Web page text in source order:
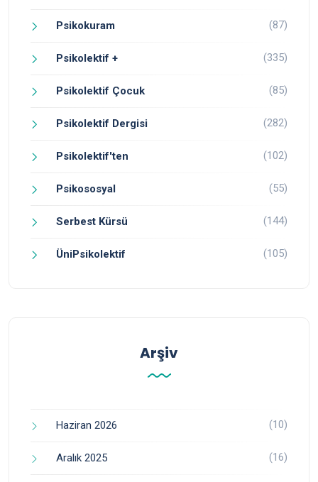
Psikokuram (87)
Psikolektif + (335)
Psikolektif Çocuk (85)
Psikolektif Dergisi (282)
Psikolektif'ten (102)
Psikososyal (55)
Serbest Kürsü (144)
ÜniPsikolektif (105)
Arşiv
Haziran 2026 (10)
Aralık 2025 (16)